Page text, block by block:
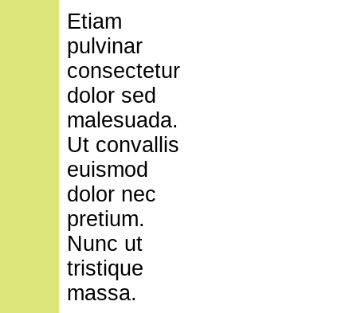
Etiam
pulvinar
consectetur
dolor sed
malesuada.
Ut convallis
euismod
dolor nec
pretium.
Nunc ut
tristique
massa.